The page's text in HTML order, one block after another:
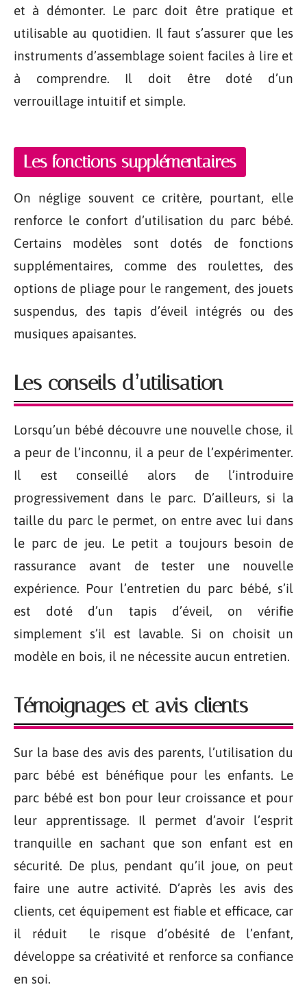
et à démonter. Le parc doit être pratique et
utilisable au quotidien. Il faut s’assurer que les
instruments d’assemblage soient faciles à lire et
à comprendre. Il doit être doté d’un
verrouillage intuitif et simple.
Les fonctions supplémentaires
On néglige souvent ce critère, pourtant, elle
renforce le confort d’utilisation du parc bébé.
Certains modèles sont dotés de fonctions
supplémentaires, comme des roulettes, des
options de pliage pour le rangement, des jouets
suspendus, des tapis d’éveil intégrés ou des
musiques apaisantes.
Les conseils d’utilisation
Lorsqu’un bébé découvre une nouvelle chose, il
a peur de l’inconnu, il a peur de l’expérimenter.
Il est conseillé alors de l’introduire
progressivement dans le parc. D’ailleurs, si la
taille du parc le permet, on entre avec lui dans
le parc de jeu. Le petit a toujours besoin de
rassurance avant de tester une nouvelle
expérience. Pour l’entretien du parc bébé, s’il
est doté d’un tapis d’éveil, on vérifie
simplement s’il est lavable. Si on choisit un
modèle en bois, il ne nécessite aucun entretien.
Témoignages et avis clients
Sur la base des avis des parents, l’utilisation du
parc bébé est bénéfique pour les enfants. Le
parc bébé est bon pour leur croissance et pour
leur apprentissage. Il permet d’avoir l’esprit
tranquille en sachant que son enfant est en
sécurité. De plus, pendant qu’il joue, on peut
faire une autre activité. D’après les avis des
clients, cet équipement est fiable et efficace, car
il réduit le risque d’obésité de l’enfant,
développe sa créativité et renforce sa confiance
en soi.